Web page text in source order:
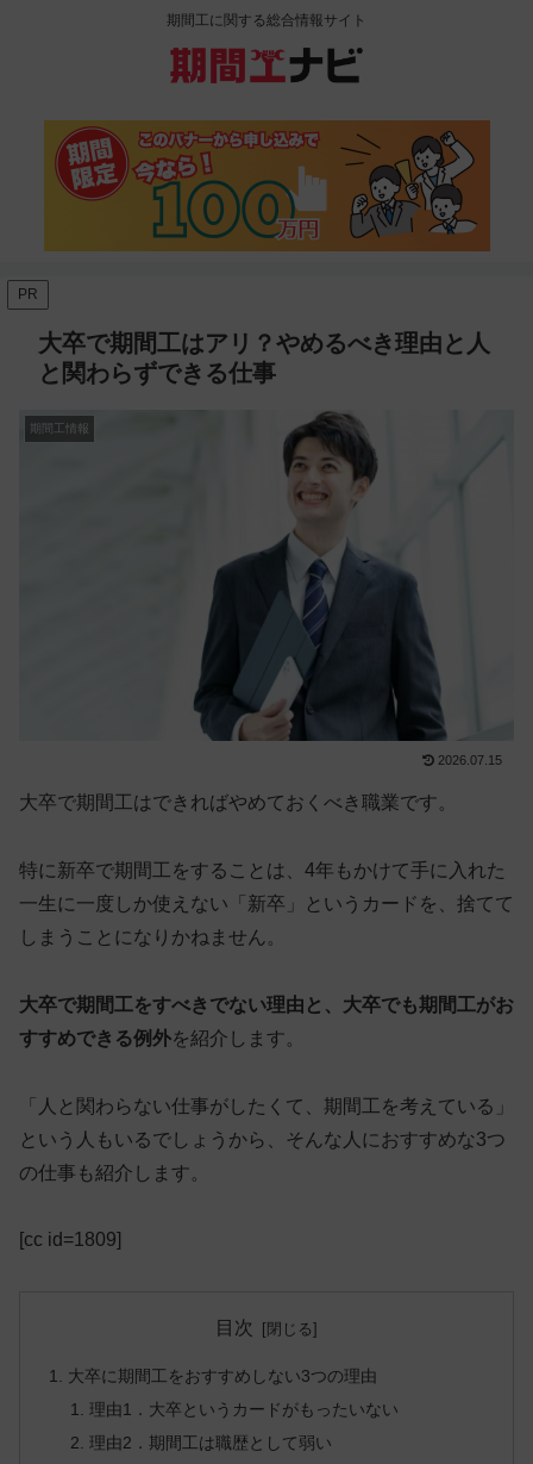
期間工に関する総合情報サイト
PR
大卒で期間工はアリ？やめるべき理由と人
と関わらずできる仕事
期間工情報
2026.07.15
大卒で期間工はできればやめておくべき職業です。
特に新卒で期間工をすることは、4年もかけて手に入れた
一生に一度しか使えない「新卒」というカードを、捨てて
しまうことになりかねません。
大卒で期間工をすべきでない理由と、大卒でも期間工がお
すすめできる例外を紹介します。
「人と関わらない仕事がしたくて、期間工を考えている」
という人もいるでしょうから、そんな人におすすめな3つ
の仕事も紹介します。
[cc id=1809]
目次
大卒に期間工をおすすめしない3つの理由
理由1．大卒というカードがもったいない
理由2．期間工は職歴として弱い